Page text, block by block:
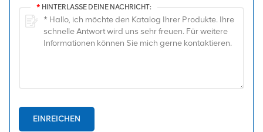
* HINTERLASSE DEINE NACHRICHT:
EINREICHEN